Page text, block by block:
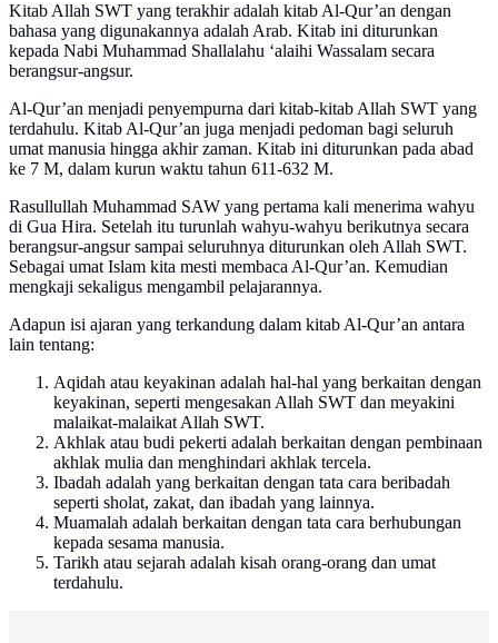
Kitab Allah SWT yang terakhir adalah kitab Al-Qur’an dengan
bahasa yang digunakannya adalah Arab. Kitab ini diturunkan
kepada Nabi Muhammad Shallalahu ‘alaihi Wassalam secara
berangsur-angsur.
Al-Qur’an menjadi penyempurna dari kitab-kitab Allah SWT yang
terdahulu. Kitab Al-Qur’an juga menjadi pedoman bagi seluruh
umat manusia hingga akhir zaman. Kitab ini diturunkan pada abad
ke 7 M, dalam kurun waktu tahun 611-632 M.
Rasullullah Muhammad SAW yang pertama kali menerima wahyu
di Gua Hira. Setelah itu turunlah wahyu-wahyu berikutnya secara
berangsur-angsur sampai seluruhnya diturunkan oleh Allah SWT.
Sebagai umat Islam kita mesti membaca Al-Qur’an. Kemudian
mengkaji sekaligus mengambil pelajarannya.
Adapun isi ajaran yang terkandung dalam kitab Al-Qur’an antara
lain tentang:
Aqidah atau keyakinan adalah hal-hal yang berkaitan dengan
keyakinan, seperti mengesakan Allah SWT dan meyakini
malaikat-malaikat Allah SWT.
Akhlak atau budi pekerti adalah berkaitan dengan pembinaan
akhlak mulia dan menghindari akhlak tercela.
Ibadah adalah yang berkaitan dengan tata cara beribadah
seperti sholat, zakat, dan ibadah yang lainnya.
Muamalah adalah berkaitan dengan tata cara berhubungan
kepada sesama manusia.
Tarikh atau sejarah adalah kisah orang-orang dan umat
terdahulu.